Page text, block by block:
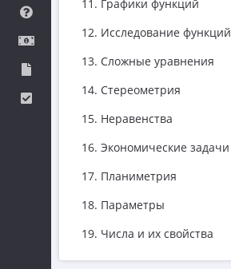
11. Графики функций
12. Исследование функций
13. Сложные уравнения
14. Стереометрия
15. Неравенства
16. Экономические задачи
17. Планиметрия
18. Параметры
19. Числа и их свойства